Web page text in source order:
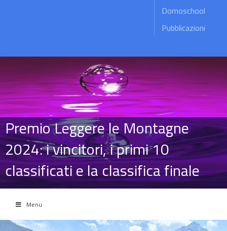
Domoschool
Pubblicazioni
Premio Leggere le Montagne
2024: i vincitori, i primi 10
classificati e la classifica finale
Menu